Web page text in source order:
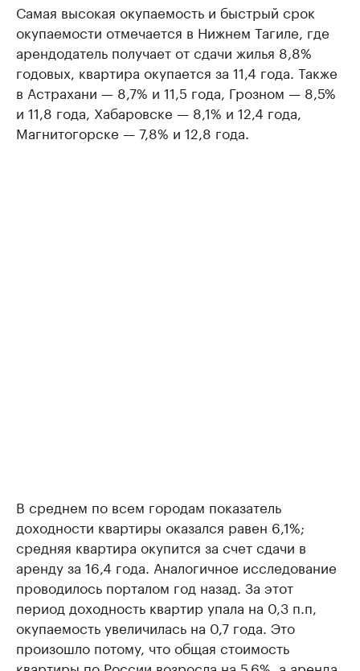
Самая высокая окупаемость и быстрый срок
окупаемости отмечается в Нижнем Тагиле, где
арендодатель получает от сдачи жилья 8,8%
годовых, квартира окупается за 11,4 года. Также
в Астрахани — 8,7% и 11,5 года, Грозном — 8,5%
и 11,8 года, Хабаровске — 8,1% и 12,4 года,
Магнитогорске — 7,8% и 12,8 года.
В среднем по всем городам показатель
доходности квартиры оказался равен 6,1%;
средняя квартира окупится за счет сдачи в
аренду за 16,4 года. Аналогичное исследование
проводилось порталом год назад. За этот
период доходность квартир упала на 0,3 п.п,
окупаемость увеличилась на 0,7 года. Это
произошло потому, что общая стоимость